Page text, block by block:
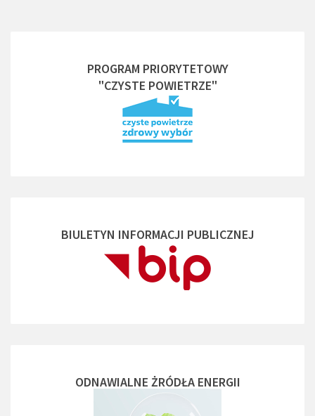
PROGRAM PRIORYTETOWY
"CZYSTE POWIETRZE"
BIULETYN INFORMACJI PUBLICZNEJ
ODNAWIALNE ŻRÓDŁA ENERGII